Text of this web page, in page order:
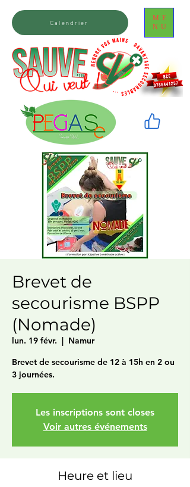
ME
NU
Calendrier
Brevet de
secourisme BSPP
(Nomade)
lun. 19 févr.
  |
Namur
Brevet de secourisme de 12 à 15h en 2 ou
3 journées.
Les inscriptions sont closes
Voir autres événements
Heure et lieu